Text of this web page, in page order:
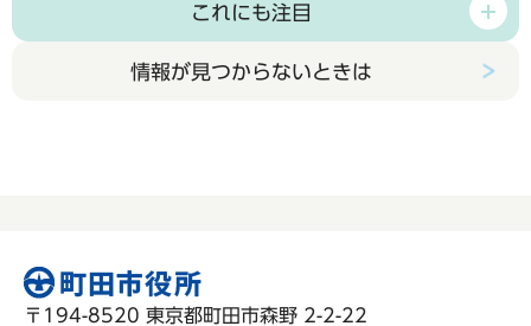
これにも注目
情報が見つからないときは
〒194-8520 東京都町田市森野 2-2-22